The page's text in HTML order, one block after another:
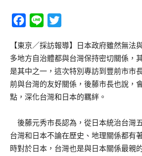
Facebook
Line
【東京／採訪報導】日本政府雖然無法
多地方自治體都與台灣保持密切關係，
是其中之一，這次特別專訪到豐前市市
前與台灣的友好關係，後藤市長也說，
點，深化台灣和日本的羈絆。
後藤元秀市長認為，從日本統治台灣
台灣和日本不論在歷史、地理關係都有
時對於日本，台灣也是與日本關係最親